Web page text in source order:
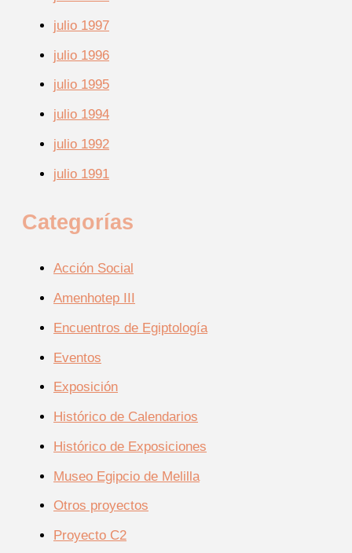
julio 1997
julio 1996
julio 1995
julio 1994
julio 1992
julio 1991
Categorías
Acción Social
Amenhotep III
Encuentros de Egiptología
Eventos
Exposición
Histórico de Calendarios
Histórico de Exposiciones
Museo Egipcio de Melilla
Otros proyectos
Proyecto C2